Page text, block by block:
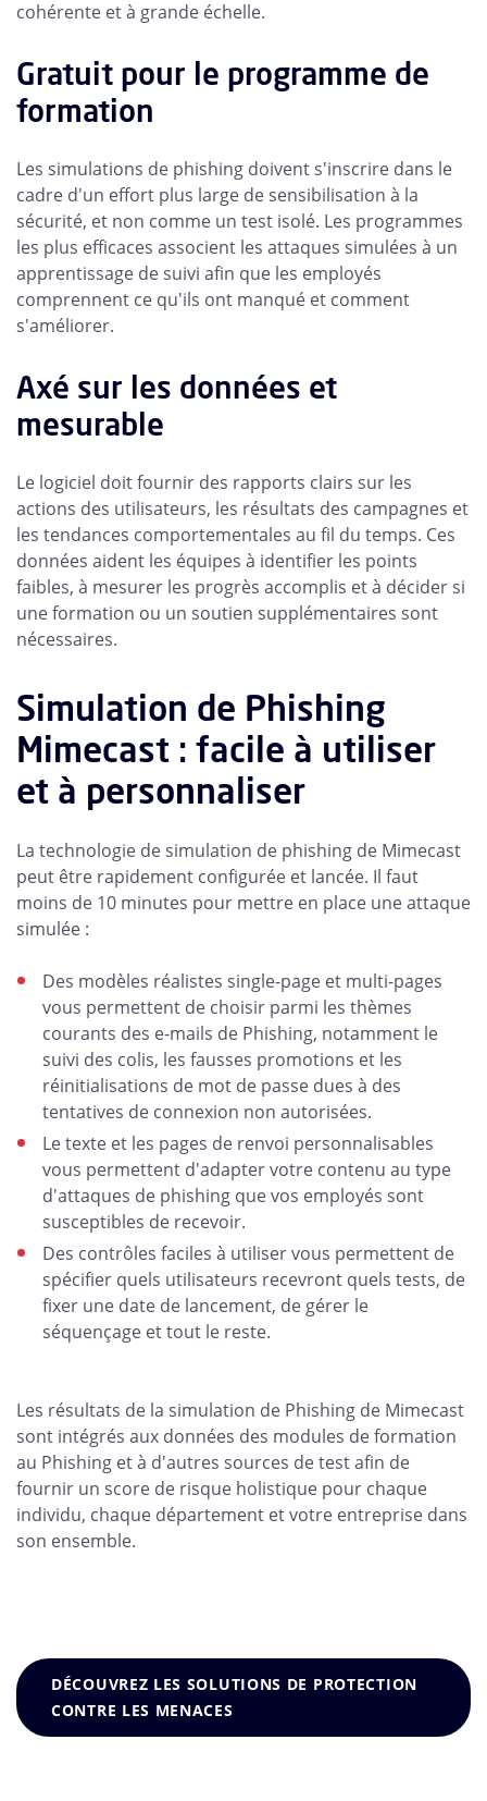
cohérente et à grande échelle.
Gratuit pour le programme de
formation
Les simulations de phishing doivent s'inscrire dans le
cadre d'un effort plus large de sensibilisation à la
sécurité, et non comme un test isolé. Les programmes
les plus efficaces associent les attaques simulées à un
apprentissage de suivi afin que les employés
comprennent ce qu'ils ont manqué et comment
s'améliorer.
Axé sur les données et
mesurable
Le logiciel doit fournir des rapports clairs sur les
actions des utilisateurs, les résultats des campagnes et
les tendances comportementales au fil du temps. Ces
données aident les équipes à identifier les points
faibles, à mesurer les progrès accomplis et à décider si
une formation ou un soutien supplémentaires sont
nécessaires.
Simulation de Phishing
Mimecast : facile à utiliser
et à personnaliser
La technologie de simulation de phishing de Mimecast
peut être rapidement configurée et lancée. Il faut
moins de 10 minutes pour mettre en place une attaque
simulée :
Des modèles réalistes single-page et multi-pages
vous permettent de choisir parmi les thèmes
courants des e-mails de Phishing, notamment le
suivi des colis, les fausses promotions et les
réinitialisations de mot de passe dues à des
tentatives de connexion non autorisées.
Le texte et les pages de renvoi personnalisables
vous permettent d'adapter votre contenu au type
d'attaques de phishing que vos employés sont
susceptibles de recevoir.
Des contrôles faciles à utiliser vous permettent de
spécifier quels utilisateurs recevront quels tests, de
fixer une date de lancement, de gérer le
séquençage et tout le reste.
Les résultats de la simulation de Phishing de Mimecast
sont intégrés aux données des modules de formation
au Phishing et à d'autres sources de test afin de
fournir un score de risque holistique pour chaque
individu, chaque département et votre entreprise dans
son ensemble.
DÉCOUVREZ LES SOLUTIONS DE PROTECTION
CONTRE LES MENACES